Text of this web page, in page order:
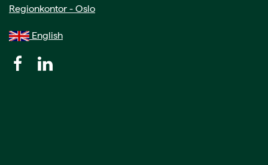
Regionkontor - Oslo
English